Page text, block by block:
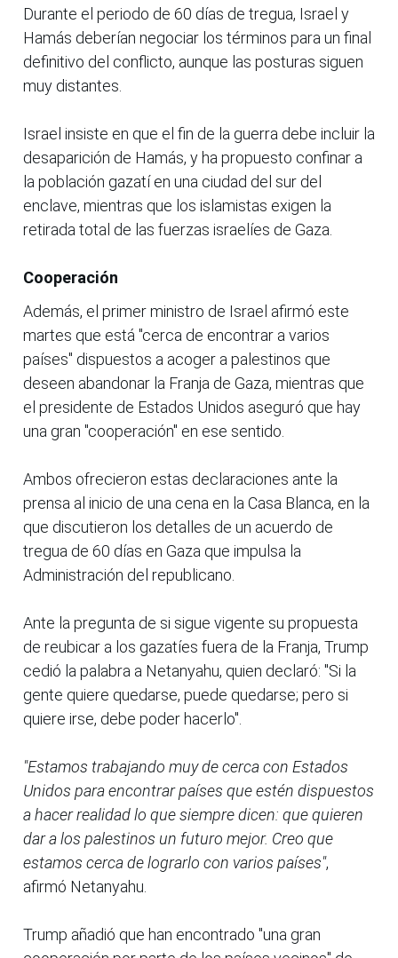
Durante el periodo de 60 días de tregua, Israel y
Hamás deberían negociar los términos para un final
definitivo del conflicto, aunque las posturas siguen
muy distantes.
Israel insiste en que el fin de la guerra debe incluir la
desaparición de Hamás, y ha propuesto confinar a
la población gazatí en una ciudad del sur del
enclave, mientras que los islamistas exigen la
retirada total de las fuerzas israelíes de Gaza.
Cooperación
Además, el primer ministro de Israel afirmó este
martes que está "cerca de encontrar a varios
países" dispuestos a acoger a palestinos que
deseen abandonar la Franja de Gaza, mientras que
el presidente de Estados Unidos aseguró que hay
una gran "cooperación" en ese sentido.
Ambos ofrecieron estas declaraciones ante la
prensa al inicio de una cena en la Casa Blanca, en la
que discutieron los detalles de un acuerdo de
tregua de 60 días en Gaza que impulsa la
Administración del republicano.
Ante la pregunta de si sigue vigente su propuesta
de reubicar a los gazatíes fuera de la Franja, Trump
cedió la palabra a Netanyahu, quien declaró: "Si la
gente quiere quedarse, puede quedarse; pero si
quiere irse, debe poder hacerlo".
"Estamos trabajando muy de cerca con Estados
Unidos para encontrar países que estén dispuestos
a hacer realidad lo que siempre dicen: que quieren
dar a los palestinos un futuro mejor. Creo que
estamos cerca de lograrlo con varios países",
afirmó Netanyahu.
Trump añadió que han encontrado "una gran